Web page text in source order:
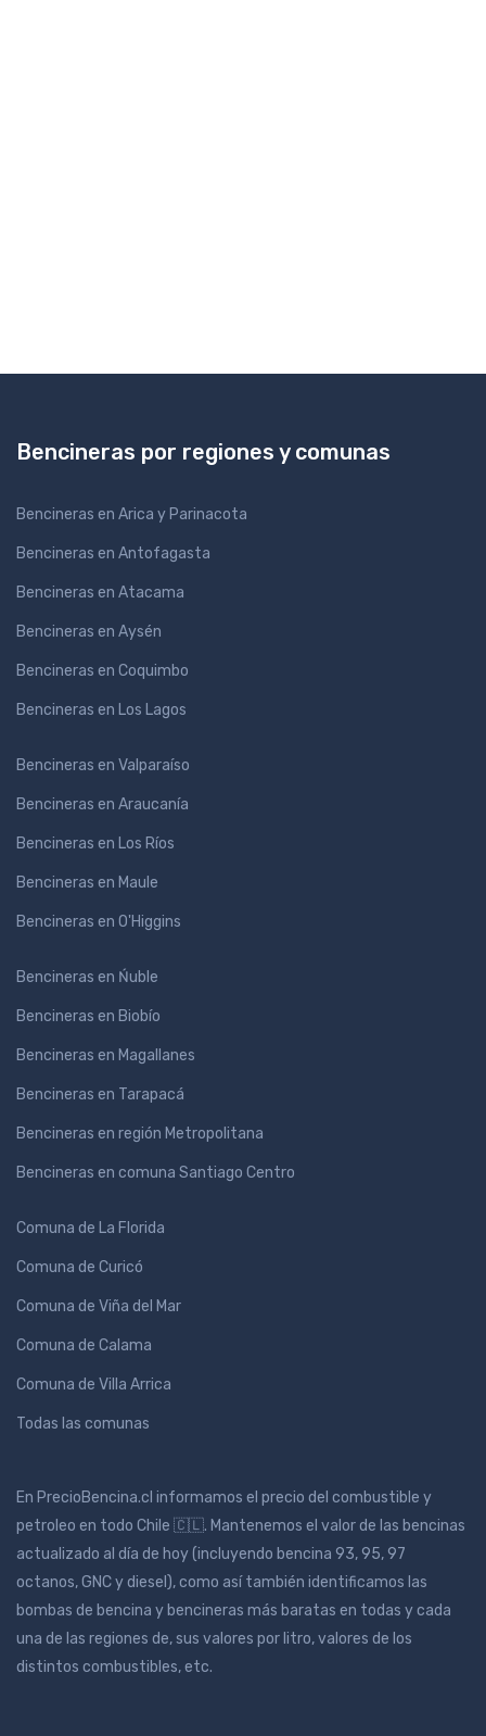
Bencineras por regiones y comunas
Bencineras en Arica y Parinacota
Bencineras en Antofagasta
Bencineras en Atacama
Bencineras en Aysén
Bencineras en Coquimbo
Bencineras en Los Lagos
Bencineras en Valparaíso
Bencineras en Araucanía
Bencineras en Los Ríos
Bencineras en Maule
Bencineras en O'Higgins
Bencineras en Ńuble
Bencineras en Biobío
Bencineras en Magallanes
Bencineras en Tarapacá
Bencineras en región Metropolitana
Bencineras en comuna Santiago Centro
Comuna de La Florida
Comuna de Curicó
Comuna de Viña del Mar
Comuna de Calama
Comuna de Villa Arrica
Todas las comunas
En PrecioBencina.cl informamos el precio del combustible y
petroleo en todo Chile 🇨🇱. Mantenemos el valor de las bencinas
actualizado al día de hoy (incluyendo bencina 93, 95, 97
octanos, GNC y diesel), como así también identificamos las
bombas de bencina y bencineras más baratas en todas y cada
una de las regiones de, sus valores por litro, valores de los
distintos combustibles, etc.